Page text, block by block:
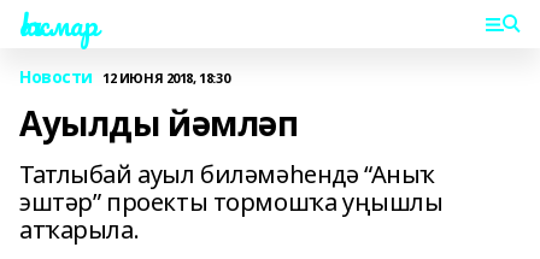
Һаҡмар
Новости 12 ИЮНЯ 2018, 18:30
Ауылды йәмләп
Татлыбай ауыл биләмәһендә “Аныҡ
эштәр” проекты тормошҡа уңышлы
атҡарыла.